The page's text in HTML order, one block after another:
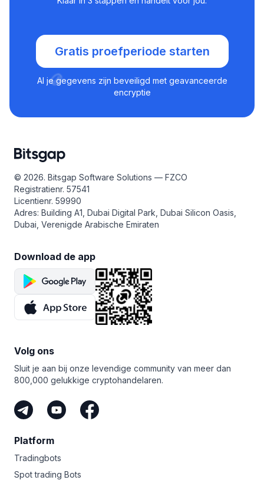
Gratis proefperiode starten
Al je gegevens zijn beveiligd met geavanceerde
encryptie
© 2026. Bitsgap Software Solutions — FZCO
Registratienr. 57541
Licentienr. 59990
Adres: Building A1, Dubai Digital Park, Dubai Silicon Oasis,
Dubai, Verenigde Arabische Emiraten
Download de app
Volg ons
Sluit je aan bij onze levendige community van meer dan
800,000 gelukkige cryptohandelaren.
Platform
Tradingbots
Spot trading Bots